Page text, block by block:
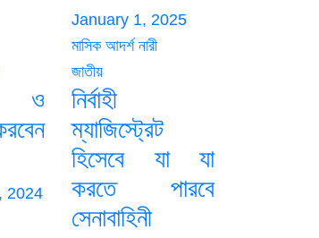
January 1, 2025
মাসিক আদর্শ নারী
ও
2024
জাতীয়
নির্বাহী
ম্যাজিস্ট্রেট
হিসেবে যা যা
করতে পারবে
সেনাবাহিনী